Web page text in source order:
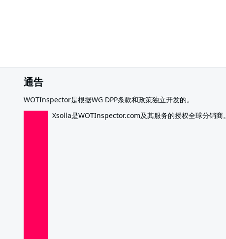
通告
WOTInspector是根据WG DPP条款和政策独立开发的。
Xsolla是WOTInspector.com及其服务的授权全球分销商。